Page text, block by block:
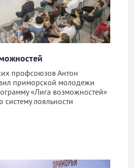
профсоюзов Антон
приморской молодежи
«Лига возможностей»
лояльности